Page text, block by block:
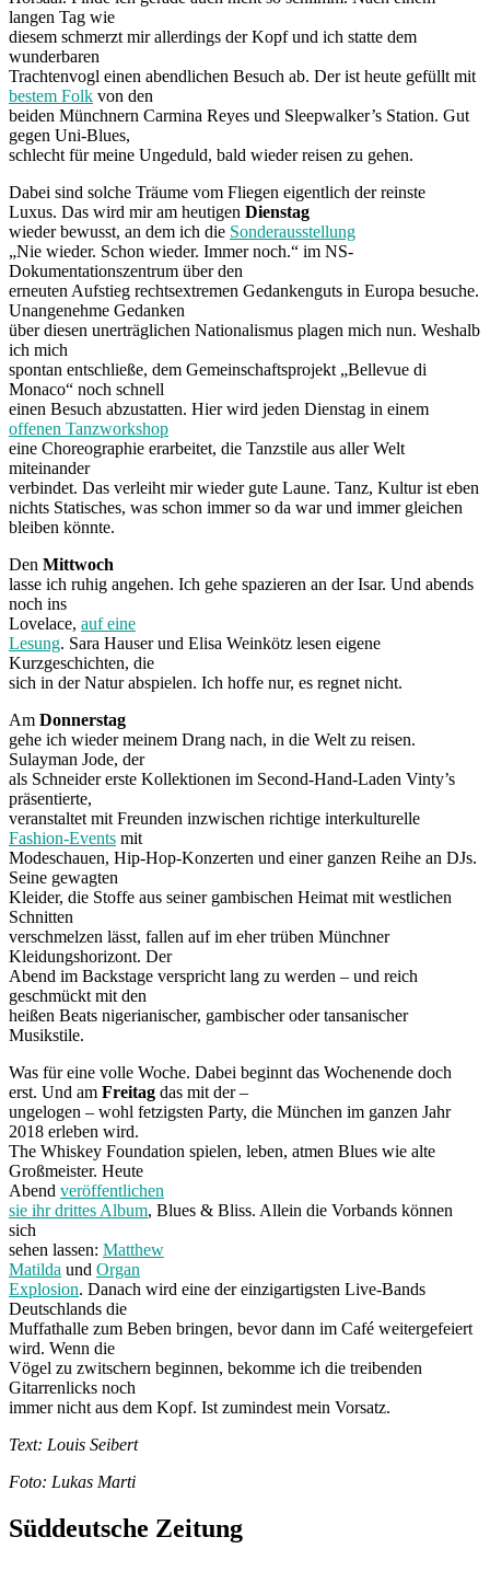
langen Tag wie
diesem schmerzt mir allerdings der Kopf und ich statte dem
wunderbaren
Trachtenvogl einen abendlichen Besuch ab. Der ist heute gefüllt mit
bestem Folk von den
beiden Münchnern Carmina Reyes und Sleepwalker’s Station. Gut
gegen Uni-Blues,
schlecht für meine Ungeduld, bald wieder reisen zu gehen.
Dabei sind solche Träume vom Fliegen eigentlich der reinste
Luxus. Das wird mir am heutigen Dienstag
wieder bewusst, an dem ich die Sonderausstellung
„Nie wieder. Schon wieder. Immer noch.“ im NS-
Dokumentationszentrum über den
erneuten Aufstieg rechtsextremen Gedankenguts in Europa besuche.
Unangenehme Gedanken
über diesen unerträglichen Nationalismus plagen mich nun. Weshalb
ich mich
spontan entschließe, dem Gemeinschaftsprojekt „Bellevue di
Monaco“ noch schnell
einen Besuch abzustatten. Hier wird jeden Dienstag in einem
offenen Tanzworkshop
eine Choreographie erarbeitet, die Tanzstile aus aller Welt
miteinander
verbindet. Das verleiht mir wieder gute Laune. Tanz, Kultur ist eben
nichts Statisches, was schon immer so da war und immer gleichen
bleiben könnte.
Den Mittwoch
lasse ich ruhig angehen. Ich gehe spazieren an der Isar. Und abends
noch ins
Lovelace, auf eine
Lesung. Sara Hauser und Elisa Weinkötz lesen eigene
Kurzgeschichten, die
sich in der Natur abspielen. Ich hoffe nur, es regnet nicht.
Am Donnerstag
gehe ich wieder meinem Drang nach, in die Welt zu reisen.
Sulayman Jode, der
als Schneider erste Kollektionen im Second-Hand-Laden Vinty’s
präsentierte,
veranstaltet mit Freunden inzwischen richtige interkulturelle
Fashion-Events mit
Modeschauen, Hip-Hop-Konzerten und einer ganzen Reihe an DJs.
Seine gewagten
Kleider, die Stoffe aus seiner gambischen Heimat mit westlichen
Schnitten
verschmelzen lässt, fallen auf im eher trüben Münchner
Kleidungshorizont. Der
Abend im Backstage verspricht lang zu werden – und reich
geschmückt mit den
heißen Beats nigerianischer, gambischer oder tansanischer
Musikstile.
Was für eine volle Woche. Dabei beginnt das Wochenende doch
erst. Und am Freitag das mit der –
ungelogen – wohl fetzigsten Party, die München im ganzen Jahr
2018 erleben wird.
The Whiskey Foundation spielen, leben, atmen Blues wie alte
Großmeister. Heute
Abend veröffentlichen
sie ihr drittes Album, Blues & Bliss. Allein die Vorbands können
sich
sehen lassen: Matthew
Matilda und Organ
Explosion. Danach wird eine der einzigartigsten Live-Bands
Deutschlands die
Muffathalle zum Beben bringen, bevor dann im Café weitergefeiert
wird. Wenn die
Vögel zu zwitschern beginnen, bekomme ich die treibenden
Gitarrenlicks noch
immer nicht aus dem Kopf. Ist zumindest mein Vorsatz.
Text: Louis Seibert
Foto: Lukas Marti
Süddeutsche Zeitung